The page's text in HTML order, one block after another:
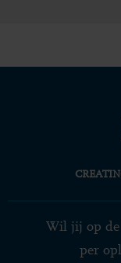
Wil jij op de
per